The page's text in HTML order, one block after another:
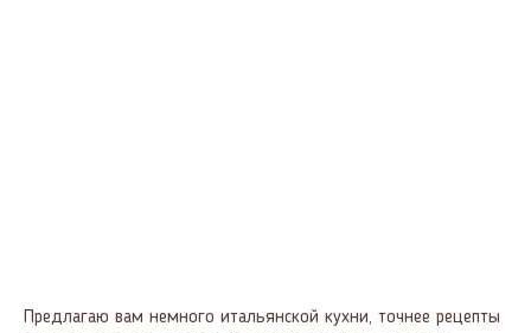
Предлагаю вам немного итальянской кухни, точнее рецепты